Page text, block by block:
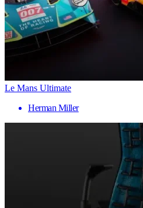
Le Mans Ultimate
Herman Miller